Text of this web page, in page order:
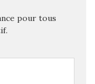
pour tous